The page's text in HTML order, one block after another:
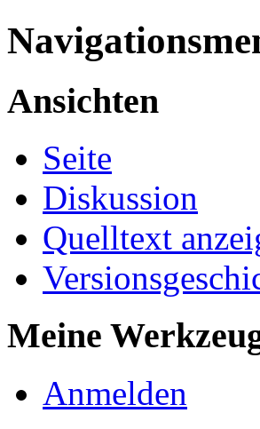
Ansichten
Seite
Diskussion
Quelltext
Meine
Anmelden